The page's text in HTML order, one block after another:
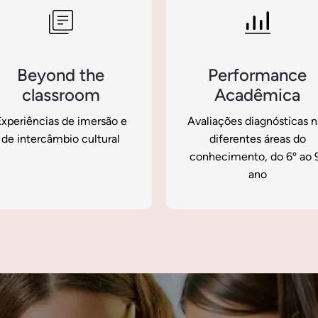
Performance
Acadêmica
diagnósticas nas
diferentes áreas do
English Plus
Tutorias de Língua Inglesa